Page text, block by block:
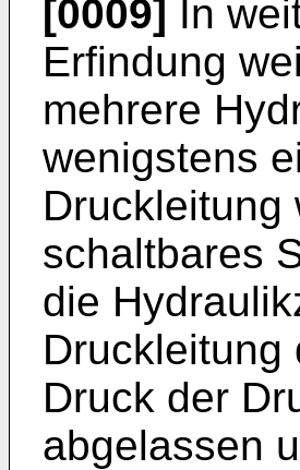
[0009] In
Erfindung
mehrere
wenigstens
Druckleitung
schaltbares
die
Druckleitung
Druck der
abgelassen